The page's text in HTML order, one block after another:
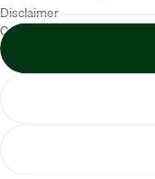
Disclaimer
Cookiebeleid
Privacybeleid